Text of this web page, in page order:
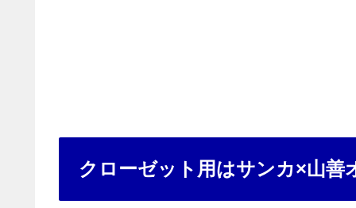
クローゼット用はサンカ×山善